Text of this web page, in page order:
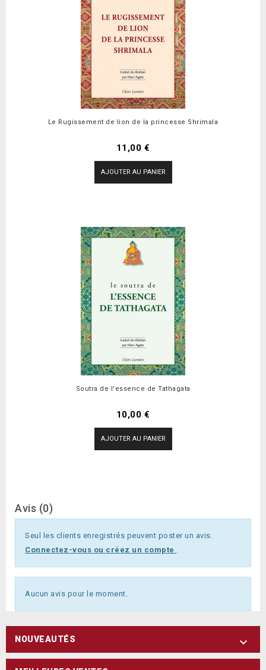
Le Rugissement de lion de la princesse Shrimala
Prix
11,00 €
AJOUTER AU PANIER
Soutra de l'essence de Tathagata
Prix
10,00 €
AJOUTER AU PANIER
Avis (0)
Seul les clients enregistrés peuvent poster un avis.
Connectez-vous ou créez un compte .
Aucun avis pour le moment.
NOUVEAUTÉS 